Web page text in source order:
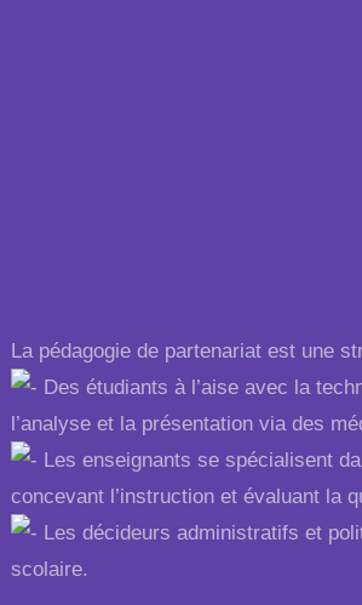
La pédagogie de partenariat est une
Des étudiants à l’aise avec la
l’analyse et la présentation via des
Les enseignants se spécialisent
concevant l’instruction et évaluant la
Les décideurs administratifs et
scolaire.